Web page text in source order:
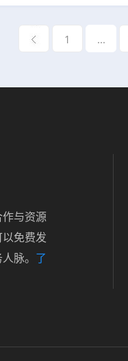
1 ...
与资源
免费发
脉。 了